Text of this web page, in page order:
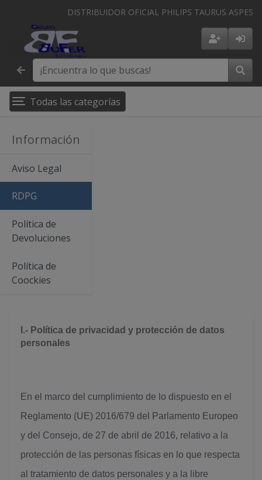
DISTRIBUIDOR OFICIAL PHILIPS TAURUS ASPES
Todas las categorías
Información
Aviso Legal
RDPG
Política de
Devoluciones
Política de
Coockies
I.- Política de privacidad y protección de datos
personales
En el marco del cumplimiento de lo dispuesto en el
Reglamento (UE) 2016/679 del Parlamento Europeo
y del Consejo, de 27 de abril de 2016, relativo a la
protección de las personas físicas en lo que respecta
al tratamiento de datos personales y a la libre